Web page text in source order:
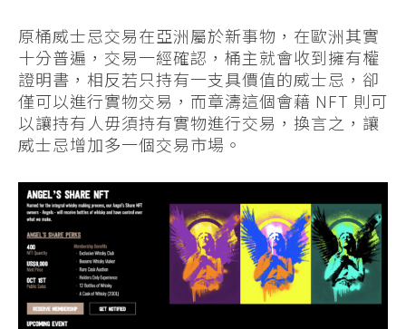
原桶威士忌交易在亞洲屬於新事物，在歐洲其實
十分普遍，交易一經確認，桶主就會收到擁有權
證明書，相反若只持有一支具價值的威士忌，卻
僅可以進行實物交易，而章濤這個會藉 NFT 則可
以讓持有人毋須持有實物進行交易，換言之，讓
威士忌增加多一個交易市場。